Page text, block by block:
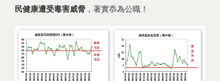
民健康遭受毒害威脅 ，著實忝為公職！